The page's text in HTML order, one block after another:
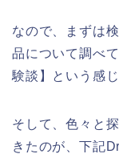
なので、まずは
品について調べ
験談】という感
そして、色々と
きたのが、下記